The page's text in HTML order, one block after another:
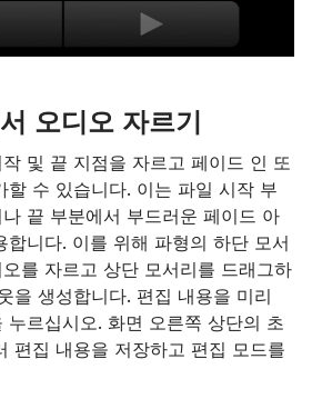
오디오 자르기
및 끝 지점을 자르고 페이드 인 또
할 수 있습니다. 이는 파일 시작 부
끝 부분에서 부드러운 페이드 아
합니다. 이를 위해 파형의 하단 모서
를 자르고 상단 모서리를 드래그하
을 생성합니다. 편집 내용을 미리
누르십시오. 화면 오른쪽 상단의 초
편집 내용을 저장하고 편집 모드를